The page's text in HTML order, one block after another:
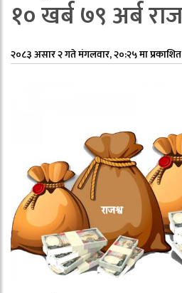
१० खर्ब ७९ अर्ब
२०८३ असार २ गते मंगलवार, २०:२५ मा प्रकाशित